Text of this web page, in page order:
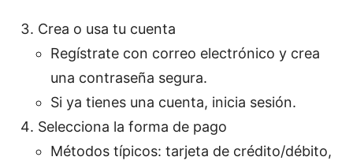
Crea o usa tu cuenta
Regístrate con correo electrónico y crea
una contraseña segura.
Si ya tienes una cuenta, inicia sesión.
Selecciona la forma de pago
Métodos típicos: tarjeta de crédito/débito,